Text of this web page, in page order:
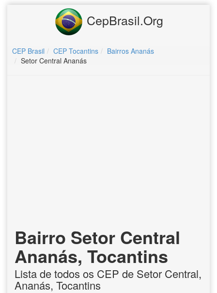
CepBrasil.Org
CEP Brasil CEP Tocantins
Bairros Ananás
Setor Central Ananás
Bairro Setor Central
Ananás, Tocantins
Lista de todos os CEP de Setor Central,
Ananás, Tocantins